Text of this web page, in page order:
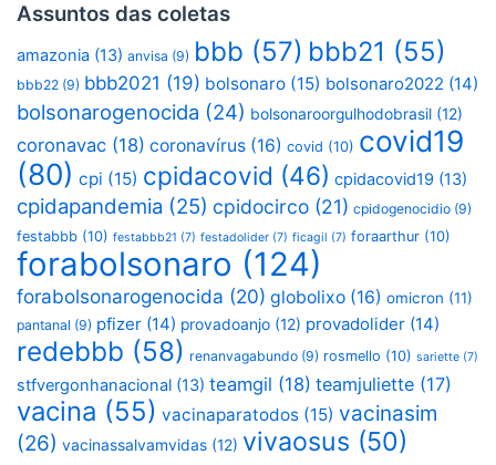
Assuntos das coletas
amazonia (13) anvisa (9) bbb (57) bbb21 (55)
bbb22 (9) bbb2021 (19) bolsonaro (15) bolsonaro2022 (14)
bolsonarogenocida (24) bolsonaroorgulhodobrasil (12)
coronavac (18) coronavírus (16) covid (10) covid19
(80) cpi (15) cpidacovid (46) cpidacovid19 (13)
cpidapandemia (25) cpidocirco (21) cpidogenocidio (9)
festabbb (10) festabbb21 (7) festadolider (7) ficagil (7) foraarthur (10)
forabolsonaro (124)
forabolsonarogenocida (20) globolixo (16) omicron (11)
pantanal (9) pfizer (14) provadoanjo (12) provadolider (14)
redebbb (58) renanvagabundo (9) rosmello (10) sariette (7)
stfvergonhanacional (13) teamgil (18) teamjuliette (17)
vacina (55) vacinaparatodos (15) vacinasim
(26) vacinassalvamvidas (12) vivaosus (50)